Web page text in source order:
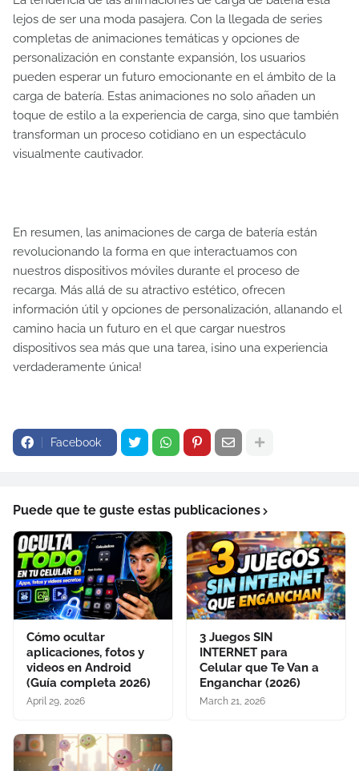
lejos de ser una moda pasajera. Con la llegada de series
completas de animaciones temáticas y opciones de
personalización en constante expansión, los usuarios
pueden esperar un futuro emocionante en el ámbito de la
carga de batería. Estas animaciones no solo añaden un
toque de estilo a la experiencia de carga, sino que también
transforman un proceso cotidiano en un espectáculo
visualmente cautivador.
En resumen, las animaciones de carga de batería están
revolucionando la forma en que interactuamos con
nuestros dispositivos móviles durante el proceso de
recarga. Más allá de su atractivo estético, ofrecen
información útil y opciones de personalización, allanando el
camino hacia un futuro en el que cargar nuestros
dispositivos sea más que una tarea, ¡sino una experiencia
verdaderamente única!
Facebook
Puede que te guste estas publicaciones
Cómo ocultar
aplicaciones, fotos y
videos en Android
(Guía completa 2026)
April 29, 2026
3 Juegos SIN
INTERNET para
Celular que Te Van a
Enganchar (2026)
March 21, 2026